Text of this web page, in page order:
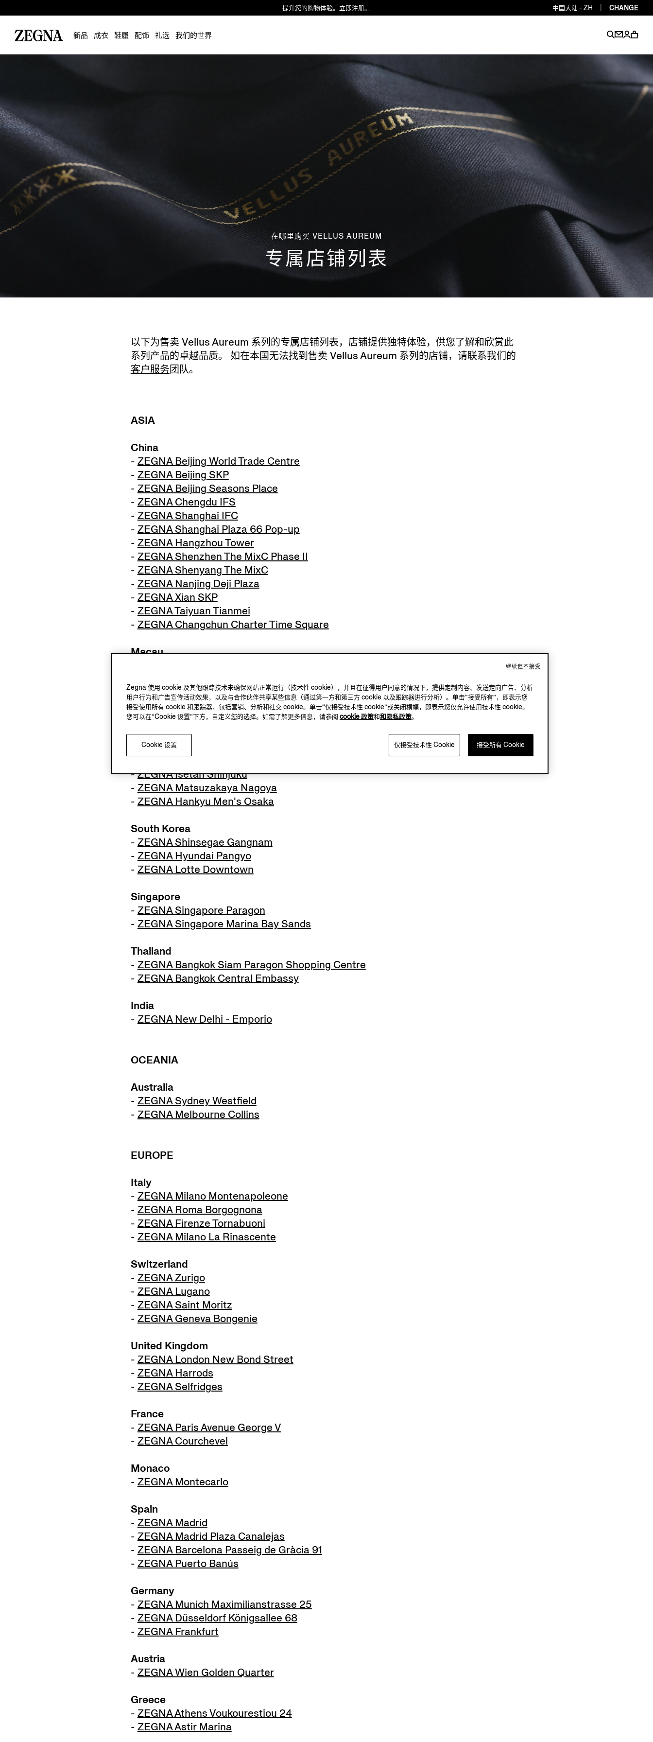
Luxembourg EN
EN
Poland
Portugal
Romania EN
Slovakia
Slovenia
Spain
Sweden
提升您的购物体验。 立即注册。 中国大陆 - ZH CHANGE
新品 成衣 鞋履 配饰 礼选 我们的世界
在哪里购买 VELLUS AUREUM
专属店铺列表
以下为售卖 Vellus Aureum 系列的专属店铺列表，店铺提供独特体验，供您了解和欣赏此
系列产品的卓越品质。 如在本国无法找到售卖 Vellus Aureum 系列的店铺，请联系我们的
客户服务团队。
ASIA
China
- ZEGNA Beijing World Trade Centre
- ZEGNA Beijing SKP
- ZEGNA Beijing Seasons Place
- ZEGNA Chengdu IFS
- ZEGNA Shanghai IFC
- ZEGNA Shanghai Plaza 66 Pop-up
- ZEGNA Hangzhou Tower
- ZEGNA Shenzhen The MixC Phase II
- ZEGNA Shenyang The MixC
- ZEGNA Nanjing Deji Plaza
- ZEGNA Xian SKP
- ZEGNA Taiyuan Tianmei
- ZEGNA Changchun Charter Time Square
Macau
Hong Kong
-ZEGNA Hong Kong Kowloon Peking Road
-ZEGNA Hong Kong IFC Mall
Japan
-ZEGNA Ginza
-ZEGNA Isetan Shinjuku
- ZEGNA Matsuzakaya Nagoya
- ZEGNA Hankyu Men's Osaka
South Korea
- ZEGNA Shinsegae Gangnam
- ZEGNA Hyundai Pangyo
- ZEGNA Lotte Downtown
Singapore
- ZEGNA Singapore Paragon
- ZEGNA Singapore Marina Bay Sands
Thailand
- ZEGNA Bangkok Siam Paragon Shopping Centre
- ZEGNA Bangkok Central Embassy
India
- ZEGNA New Delhi - Emporio
OCEANIA
Australia
- ZEGNA Sydney Westfield
- ZEGNA Melbourne Collins
EUROPE
Italy
- ZEGNA Milano Montenapoleone
- ZEGNA Roma Borgognona
- ZEGNA Firenze Tornabuoni
- ZEGNA Milano La Rinascente
Switzerland
- ZEGNA Zurigo
- ZEGNA Lugano
- ZEGNA Saint Moritz
- ZEGNA Geneva Bongenie
United Kingdom
- ZEGNA London New Bond Street
- ZEGNA Harrods
- ZEGNA Selfridges
France
- ZEGNA Paris Avenue George V
- ZEGNA Courchevel
Monaco
- ZEGNA Montecarlo
Spain
- ZEGNA Madrid
- ZEGNA Madrid Plaza Canalejas
- ZEGNA Barcelona Passeig de Gràcia 91
- ZEGNA Puerto Banús
Germany
- ZEGNA Munich Maximilianstrasse 25
- ZEGNA Düsseldorf Königsallee 68
- ZEGNA Frankfurt
Austria
- ZEGNA Wien Golden Quarter
Greece
- ZEGNA Athens Voukourestiou 24
- ZEGNA Astir Marina
Zegna 使用 cookie 及其他跟踪技术来确保网站正常运行（技术性 cookie），并且在征得用户同意的情况下，提供定制内容、发送定向广告、分析
用户行为和广告宣传活动效果，以及与合作伙伴共享某些信息（通过第一方和第三方 cookie 以及跟踪器进行分析）。单击“接受所有”，即表示您
接受使用所有 cookie 和跟踪器，包括营销、分析和社交 cookie。单击“仅接受技术性 cookie”或关闭横幅，即表示您仅允许使用技术性 cookie。
您可以在“Cookie 设置”下方，自定义您的选择。如需了解更多信息，请参阅 cookie 政策和和隐私政策。
仅接受技术性 Cookie 接受所有 Cookie
Cookie 设置
继续但不接受